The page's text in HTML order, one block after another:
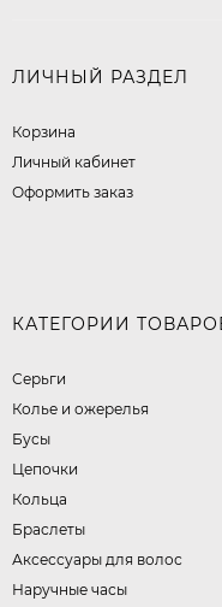
ЛИЧНЫЙ РАЗДЕЛ
Корзина
Личный кабинет
Оформить заказ
КАТЕГОРИИ
Серьги
Колье и ожерелья
Бусы
Цепочки
Кольца
Браслеты
Аксессуары для волос
Наручные часы